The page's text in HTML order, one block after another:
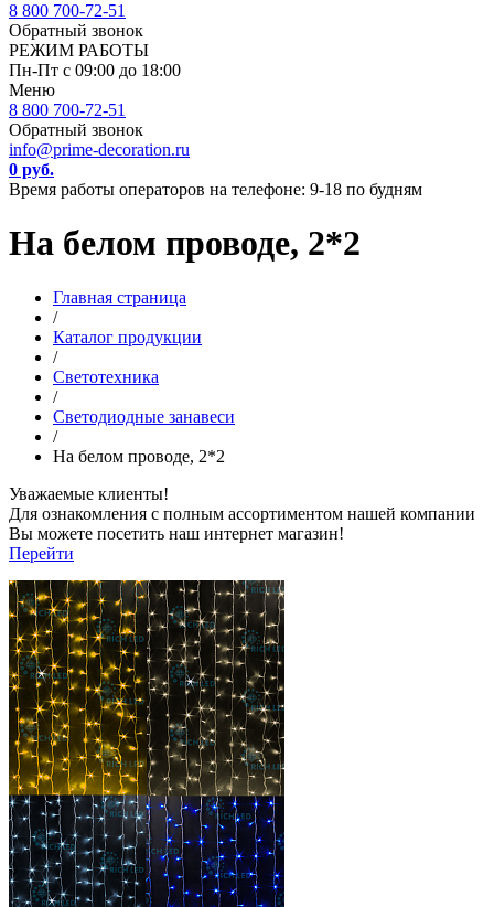
8 800 700-72-51
Обратный звонок
РЕЖИМ РАБОТЫ
Пн-Пт с 09:00 до 18:00
Меню
8 800 700-72-51
Обратный звонок
info@prime-decoration.ru
0 руб.
Время работы операторов на телефоне: 9-18 по будням
На белом проводе, 2*2
Главная страница
/
Каталог продукции
/
Светотехника
/
Светодиодные занавеси
/
На белом проводе, 2*2
Уважаемые клиенты!
Для ознакомления с полным ассортиментом нашей компании
Вы можете посетить наш интернет магазин!
Перейти